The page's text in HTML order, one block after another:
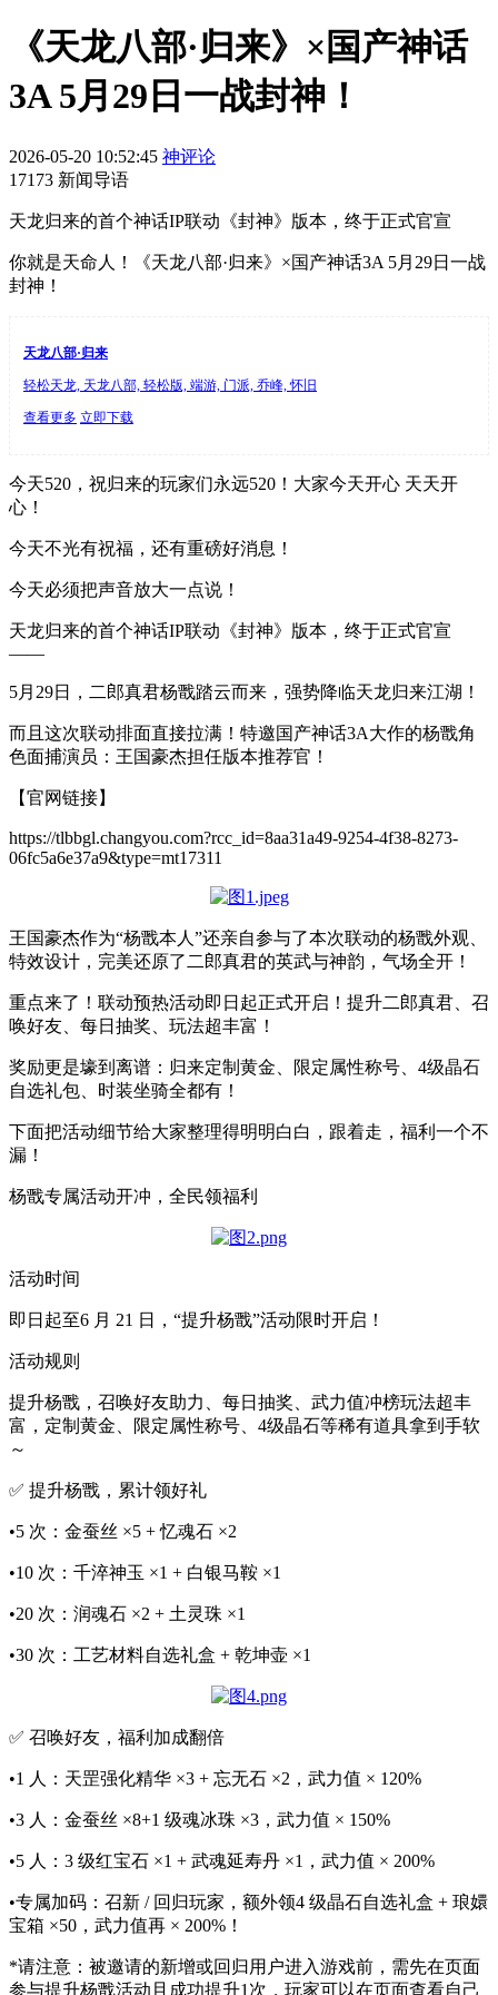
《天龙八部·归来》×国产神话
3A 5月29日一战封神！
2026-05-20 10:52:45 神评论
17173 新闻导语
天龙归来的首个神话IP联动《封神》版本，终于正式官宣
你就是天命人！《天龙八部·归来》×国产神话3A 5月29日一战
封神！
天龙八部·归来
轻松天龙, 天龙八部, 轻松版, 端游, 门派, 乔峰, 怀旧
查看更多 立即下载
今天520，祝归来的玩家们永远520！大家今天开心 天天开
心！
今天不光有祝福，还有重磅好消息！
今天必须把声音放大一点说！
天龙归来的首个神话IP联动《封神》版本，终于正式官宣
——
5月29日，二郎真君杨戬踏云而来，强势降临天龙归来江湖！
而且这次联动排面直接拉满！特邀国产神话3A大作的杨戬角
色面捕演员：王国豪杰担任版本推荐官！
【官网链接】
https://tlbbgl.changyou.com?rcc_id=8aa31a49-9254-4f38-8273-
06fc5a6e37a9&type=mt17311
王国豪杰作为“杨戬本人”还亲自参与了本次联动的杨戬外观、
特效设计，完美还原了二郎真君的英武与神韵，气场全开！
重点来了！联动预热活动即日起正式开启！提升二郎真君、召
唤好友、每日抽奖、玩法超丰富！
奖励更是壕到离谱：归来定制黄金、限定属性称号、4级晶石
自选礼包、时装坐骑全都有！
下面把活动细节给大家整理得明明白白，跟着走，福利一个不
漏！
杨戬专属活动开冲，全民领福利
活动时间
即日起至6 月 21 日，“提升杨戬”活动限时开启！
活动规则
提升杨戬，召唤好友助力、每日抽奖、武力值冲榜玩法超丰
富，定制黄金、限定属性称号、4级晶石等稀有道具拿到手软
～
✅ 提升杨戬，累计领好礼
•5 次：金蚕丝 ×5 + 忆魂石 ×2
•10 次：千淬神玉 ×1 + 白银马鞍 ×1
•20 次：润魂石 ×2 + 土灵珠 ×1
•30 次：工艺材料自选礼盒 + 乾坤壶 ×1
✅ 召唤好友，福利加成翻倍
•1 人：天罡强化精华 ×3 + 忘无石 ×2，武力值 × 120%
•3 人：金蚕丝 ×8+1 级魂冰珠 ×3，武力值 × 150%
•5 人：3 级红宝石 ×1 + 武魂延寿丹 ×1，武力值 × 200%
•专属加码：召新 / 回归玩家，额外领4 级晶石自选礼盒 + 琅嬛
宝箱 ×50，武力值再 × 200%！
*请注意：被邀请的新增或回归用户进入游戏前，需先在页面
参与提升杨戬活动且成功提升1次，玩家可以在页面查看自己